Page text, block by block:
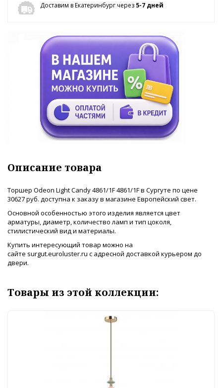
Доставим в Екатеринбург через 5-7 дней
Описание товара
Торшер Odeon Light Candy 4861/1F 4861/1F в Сургуте по цене
30627 руб. доступна к заказу в магазине Европейский свет.
Основной особенностью этого изделия является цвет
арматуры, диаметр, количество ламп и тип цоколя,
стилистический вид и материалы.
Купить интересующий товар можно на
сайте surgut.euroluster.ru с адресной доставкой курьером до
двери.
Товары из этой коллекции: